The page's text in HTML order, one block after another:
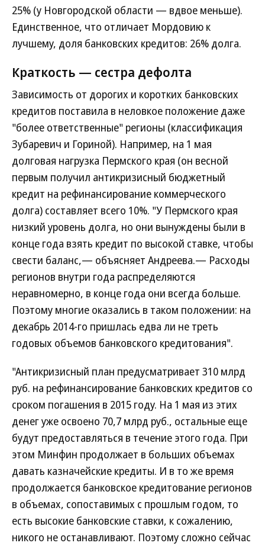
25% (у Новгородской области — вдвое меньше).
Единственное, что отличает Мордовию к
лучшему, доля банковских кредитов: 26% долга.
Краткость — сестра дефолта
Зависимость от дорогих и коротких банковских
кредитов поставила в неловкое положение даже
"более ответственные" регионы (классификация
Зубаревич и Гориной). Например, на 1 мая
долговая нагрузка Пермского края (он весной
первым получил антикризисный бюджетный
кредит на рефинансирование коммерческого
долга) составляет всего 10%. "У Пермского края
низкий уровень долга, но они вынуждены были в
конце года взять кредит по высокой ставке, чтобы
свести баланс,— объясняет Андреева.— Расходы
регионов внутри года распределяются
неравномерно, в конце года они всегда больше.
Поэтому многие оказались в таком положении: на
декабрь 2014-го пришлась едва ли не треть
годовых объемов банковского кредитования".
"Антикризисный план предусматривает 310 млрд
руб. на рефинансирование банковских кредитов со
сроком погашения в 2015 году. На 1 мая из этих
денег уже освоено 70,7 млрд руб., остальные еще
будут предоставляться в течение этого года. При
этом Минфин продолжает в больших объемах
давать казначейские кредиты. И в то же время
продолжается банковское кредитование регионов
в объемах, сопоставимых с прошлым годом, то
есть высокие банковские ставки, к сожалению,
никого не останавливают. Поэтому сложно сейчас